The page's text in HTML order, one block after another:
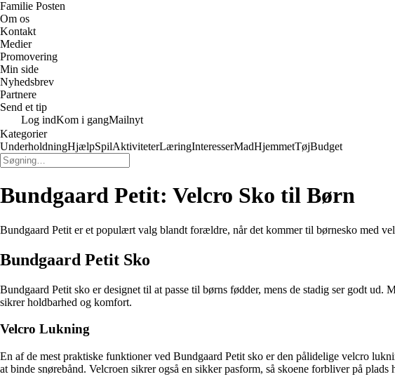
Familie Posten
Om os
Kontakt
Medier
Promovering
Min side
Nyhedsbrev
Partnere
Send et tip
Log indKom i gangMailnyt
Kategorier
UnderholdningHjælpSpilAktiviteterLæringInteresserMadHjemmetTøjBudget
Bundgaard Petit: Velcro Sko til Børn
Bundgaard Petit er et populært valg blandt forældre, når det kommer til børnesko med
Bundgaard Petit Sko
Bundgaard Petit sko er designet til at passe til børns fødder, mens de stadig ser godt
sikrer holdbarhed og komfort.
Velcro Lukning
En af de mest praktiske funktioner ved Bundgaard Petit sko er den pålidelige velcro
at binde snørebånd. Velcroen sikrer også en sikker pasform, så skoene forbliver på plads